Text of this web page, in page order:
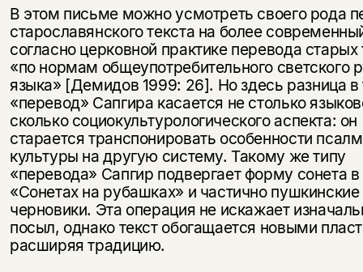
В этом письме можно усмотреть своего рода
старославянского текста на более
согласно церковной практике перевода старых
«по нормам общеупотребительного светского
языка» [Демидов 1999: 26]. Но здесь разница в
«перевод» Сапгира касается не столько
сколько социокультурологического аспекта: он
старается транспонировать особенности
культуры на другую систему. Такому же типу
«перевода» Сапгир подвергает форму сонета в
«Сонетах на рубашках» и частично пушкинские
черновики. Эта операция не искажает
посыл, однако текст обогащается новыми
расширяя традицию.